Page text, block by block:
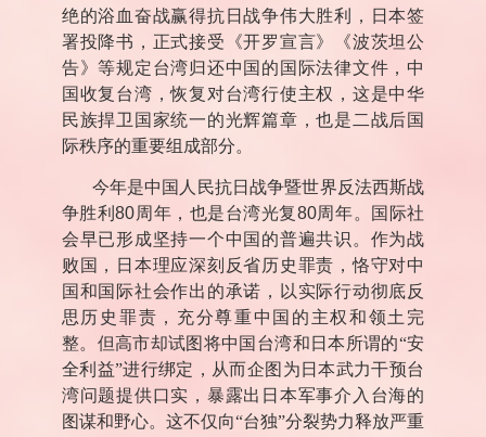
绝的浴血奋战赢得抗日战争伟大胜利，日本签
署投降书，正式接受《开罗宣言》《波茨坦公
告》等规定台湾归还中国的国际法律文件，中
国收复台湾，恢复对台湾行使主权，这是中华
民族捍卫国家统一的光辉篇章，也是二战后国
际秩序的重要组成部分。
今年是中国人民抗日战争暨世界反法西斯战
争胜利80周年，也是台湾光复80周年。国际社
会早已形成坚持一个中国的普遍共识。作为战
败国，日本理应深刻反省历史罪责，恪守对中
国和国际社会作出的承诺，以实际行动彻底反
思历史罪责，充分尊重中国的主权和领土完
整。但高市却试图将中国台湾和日本所谓的“安
全利益”进行绑定，从而企图为日本武力干预台
湾问题提供口实，暴露出日本军事介入台海的
图谋和野心。这不仅向“台独”分裂势力释放严重